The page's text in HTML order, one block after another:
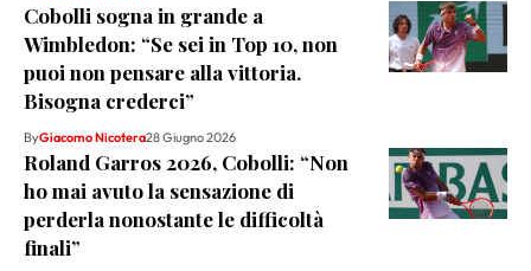
Cobolli sogna in grande a
Wimbledon: “Se sei in Top 10, non
puoi non pensare alla vittoria.
Bisogna crederci”
ByGiacomo Nicotera28 Giugno 2026
Roland Garros 2026, Cobolli: “Non
ho mai avuto la sensazione di
perderla nonostante le difficoltà
finali”